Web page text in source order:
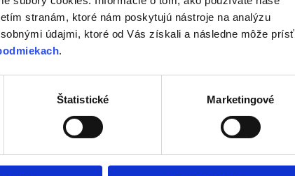
stranám, ktoré nám poskytujú nástroje na analýzu
údajmi, ktoré od Vás získali a následne môže prísť
.
Štatistické Marketingové